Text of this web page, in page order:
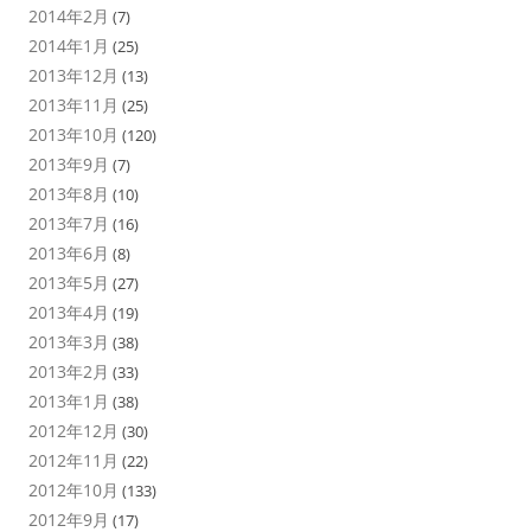
2014年2月 (7)
2014年1月 (25)
2013年12月 (13)
2013年11月 (25)
2013年10月 (120)
2013年9月 (7)
2013年8月 (10)
2013年7月 (16)
2013年6月 (8)
2013年5月 (27)
2013年4月 (19)
2013年3月 (38)
2013年2月 (33)
2013年1月 (38)
2012年12月 (30)
2012年11月 (22)
2012年10月 (133)
2012年9月 (17)